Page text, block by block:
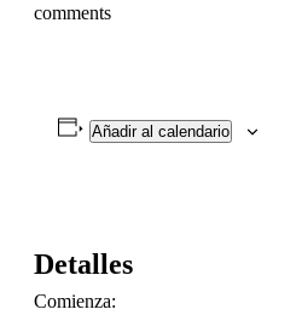
comments
Añadir al calendario
Detalles
Comienza: